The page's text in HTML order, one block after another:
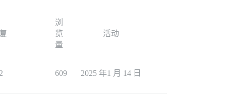
浏
览
量
活动
609 2025 年1 月 14 日